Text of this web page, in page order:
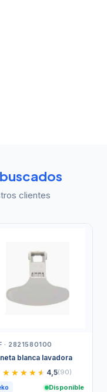
clientes
· 2821580100
blanca lavadora
★★★★★
★★★★★ 4,5(90)
Disponible